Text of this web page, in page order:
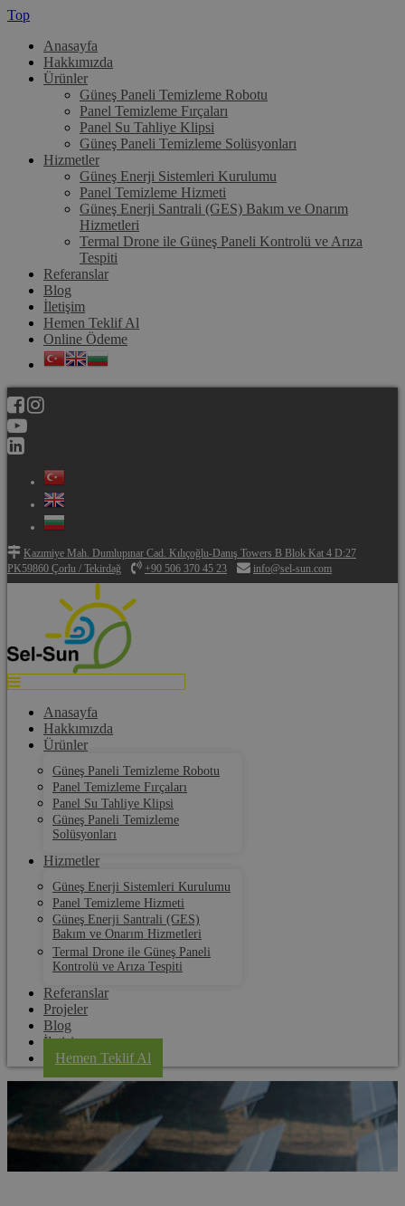
Top
Anasayfa
Hakkımızda
Ürünler
Güneş Paneli Temizleme Robotu
Panel Temizleme Fırçaları
Panel Su Tahliye Klipsi
Güneş Paneli Temizleme Solüsyonları
Hizmetler
Güneş Enerji Sistemleri Kurulumu
Panel Temizleme Hizmeti
Güneş Enerji Santrali (GES) Bakım ve Onarım
Hizmetleri
Termal Drone ile Güneş Paneli Kontrolü ve Arıza
Tespiti
Referanslar
Blog
İletişim
Hemen Teklif Al
Online Ödeme
Kazımiye Mah. Dumlupınar Cad. Kılıçoğlu-Danış Towers B Blok Kat 4 D:27
PK59860 Çorlu / Tekirdağ
+90 506 370 45 23 info@sel-sun.com
Anasayfa
Hakkımızda
Ürünler
Güneş Paneli Temizleme Robotu
Panel Temizleme Fırçaları
Panel Su Tahliye Klipsi
Güneş Paneli Temizleme
Solüsyonları
Hizmetler
Güneş Enerji Sistemleri Kurulumu
Panel Temizleme Hizmeti
Güneş Enerji Santrali (GES)
Bakım ve Onarım Hizmetleri
Termal Drone ile Güneş Paneli
Kontrolü ve Arıza Tespiti
Referanslar
Projeler
Blog
İletişim
Hemen Teklif Al